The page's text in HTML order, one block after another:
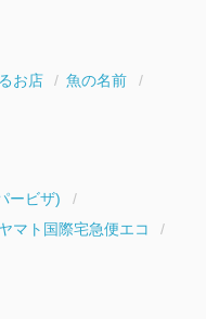
お店
魚の名前
ービザ)
マト国際宅急便エコ